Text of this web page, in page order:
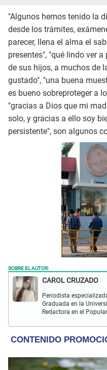
"Algunos hemos tenido la
desde los trámites,
parecer, llena el alma el
presentes", "qué lindo ver
de sus hijos, a muchos de
gustado", "una buena
es bueno sobreproteger a
"gracias a Dios que mi
solo, y gracias a ello soy
persistente", son algunos
SOBRE EL AUTOR:
CAROL CRUZADO
Periodista
Graduada en la
Redactora en el
comunidades nativas